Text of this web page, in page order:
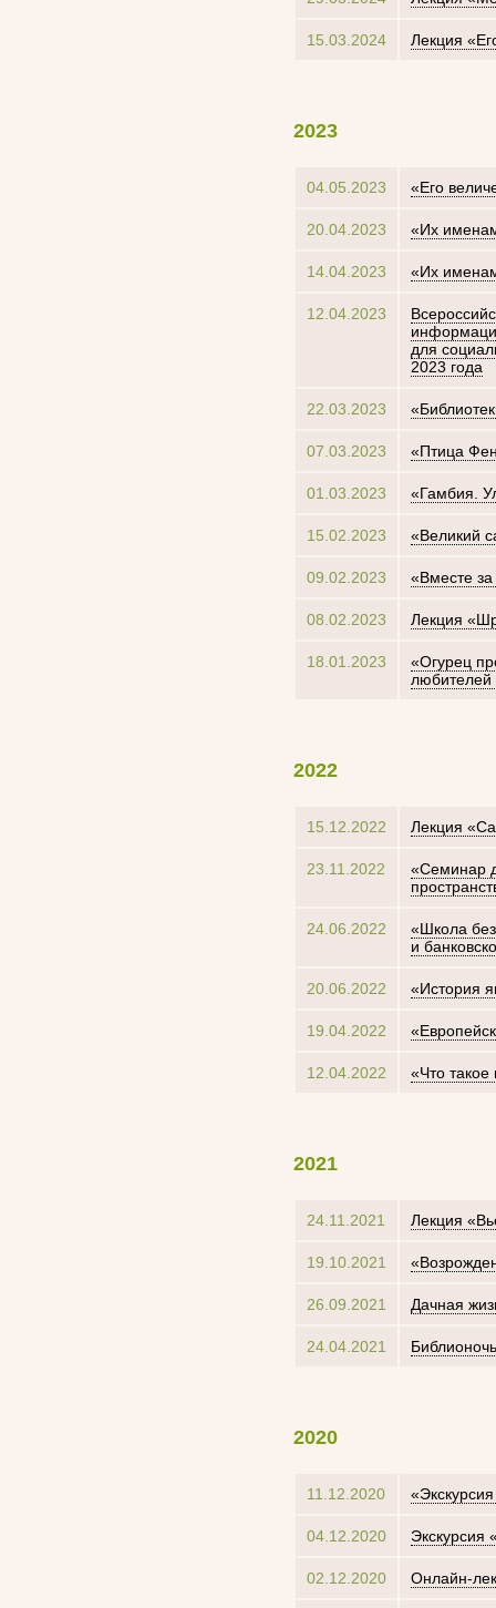
15.03.2024 Лекция
2023
04.05.2023 «Его
20.04.2023 «Их
14.04.2023 «Их
12.04.2023
для
2023 года
22.03.2023
07.03.2023 «Птица
01.03.2023 «Гамбия.
15.02.2023 «Великий
09.02.2023 «Вместе
08.02.2023 Лекция
18.01.2023
«Огурец
любителей
2022
15.12.2022 Лекция
23.11.2022
«Семинар
24.06.2022
«Школа
и
20.06.2022 «История
19.04.2022
12.04.2022 «Что
2021
24.11.2021 Лекция
19.10.2021
26.09.2021 Дачная
24.04.2021
2020
11.12.2020
04.12.2020 Экскурсия
02.12.2020 Онлайн-